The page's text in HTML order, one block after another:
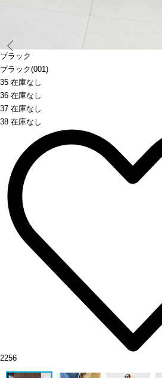
ブラック
ブラック(001)
35 在庫なし
36 在庫なし
37 在庫なし
38 在庫なし
2256